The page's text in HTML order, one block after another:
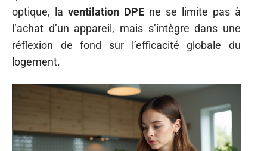
optique, la ventilation DPE ne se limite pas à
l’achat d’un appareil, mais s’intègre dans une
réflexion de fond sur l’efficacité globale du
logement.